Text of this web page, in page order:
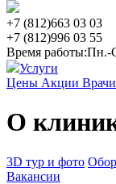
+7 (812)663 03 03
+7 (812)996 03 55
Время работы:Пн.-
Услуги
Цены Акции Врачи
О
3D тур и фото
Вакансии